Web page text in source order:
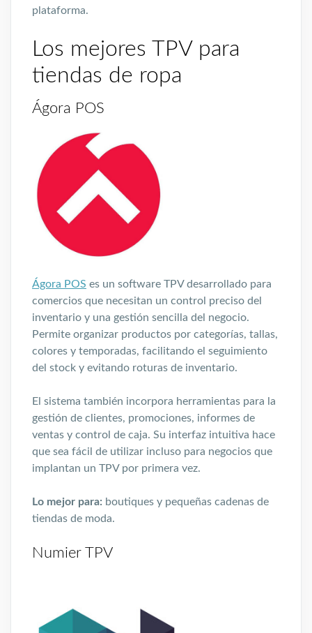
plataforma.
Los mejores TPV para
tiendas de ropa
Ágora POS
Ágora POS es un software TPV desarrollado para
comercios que necesitan un control preciso del
inventario y una gestión sencilla del negocio.
Permite organizar productos por categorías, tallas,
colores y temporadas, facilitando el seguimiento
del stock y evitando roturas de inventario.
El sistema también incorpora herramientas para la
gestión de clientes, promociones, informes de
ventas y control de caja. Su interfaz intuitiva hace
que sea fácil de utilizar incluso para negocios que
implantan un TPV por primera vez.
Lo mejor para: boutiques y pequeñas cadenas de
tiendas de moda.
Numier TPV